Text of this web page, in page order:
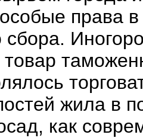
права в
сбора.
товар
жила в
как